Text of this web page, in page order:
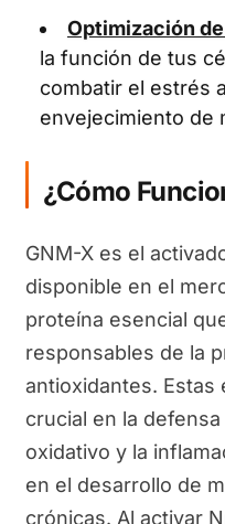
Optimización
la función de tus
combatir el estrés
envejecimiento de
¿Cómo
GNM-X es el
disponible en el
proteína esencial
responsables de la
antioxidantes. Estas
crucial en la
oxidativo y la
en el desarrollo de
crónicas. Al activar